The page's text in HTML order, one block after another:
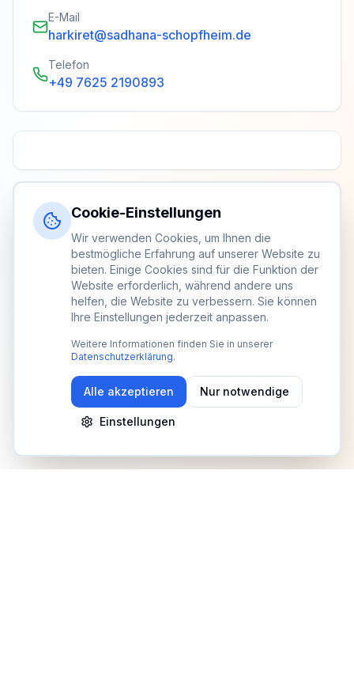
E-Mail
harkiret@sadhana-schopfheim.de
Telefon
+49 7625 2190893
Cookie-Einstellungen
Wir verwenden Cookies, um Ihnen die
bestmögliche Erfahrung auf unserer Website zu
bieten. Einige Cookies sind für die Funktion der
Website erforderlich, während andere uns
helfen, die Website zu verbessern. Sie können
Ihre Einstellungen jederzeit anpassen.
Weitere Informationen finden Sie in unserer
Datenschutzerklärung.
Alle akzeptieren Nur notwendige
Einstellungen